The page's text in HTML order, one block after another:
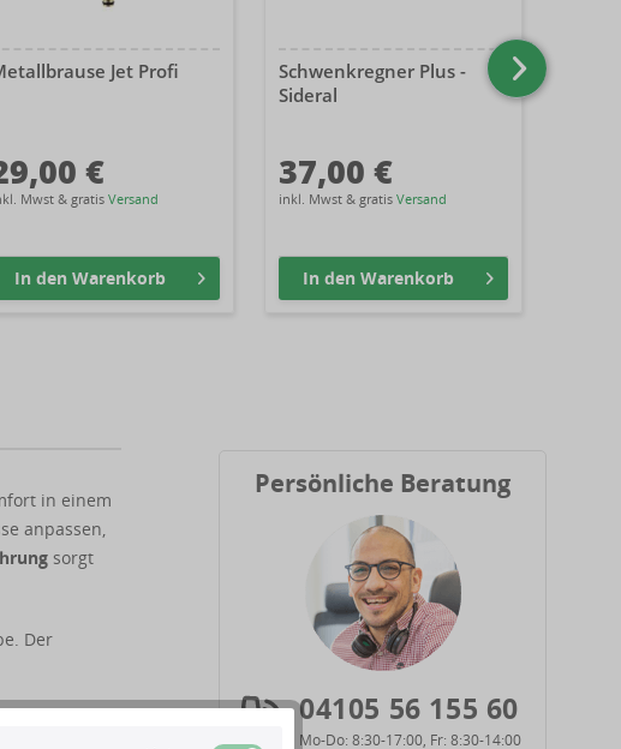
Jet Profi
€
Mwst & gratis Versand
In den Warenkorb
Schwenkregner Plus -
Sideral
37,00 €
inkl. Mwst & gratis Versand
In den Warenkorb
in einem
anpassen,
sorgt
Der
Persönliche Beratung
04105 56 155 60
Mo-Do: 8:30-17:00, Fr: 8:30-14:00